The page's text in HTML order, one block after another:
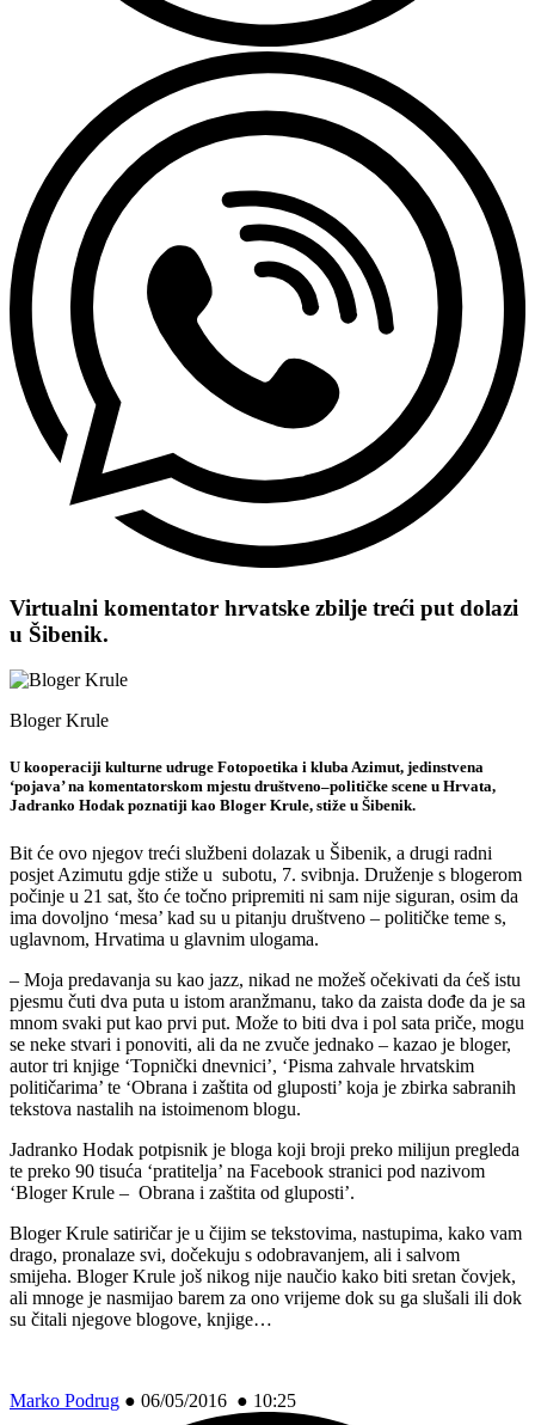
Virtualni komentator hrvatske zbilje treći put dolazi
u Šibenik.
Bloger Krule
U kooperaciji kulturne udruge Fotopoetika i kluba Azimut, jedinstvena
‘pojava’ na komentatorskom mjestu društveno–političke scene u Hrvata,
Jadranko Hodak poznatiji kao Bloger Krule, stiže u Šibenik.
Bit će ovo njegov treći službeni dolazak u Šibenik, a drugi radni
posjet Azimutu gdje stiže u subotu, 7. svibnja. Druženje s blogerom
počinje u 21 sat, što će točno pripremiti ni sam nije siguran, osim da
ima dovoljno ‘mesa’ kad su u pitanju društveno – političke teme s,
uglavnom, Hrvatima u glavnim ulogama.
– Moja predavanja su kao jazz, nikad ne možeš očekivati da ćeš istu
pjesmu čuti dva puta u istom aranžmanu, tako da zaista dođe da je sa
mnom svaki put kao prvi put. Može to biti dva i pol sata priče, mogu
se neke stvari i ponoviti, ali da ne zvuče jednako – kazao je bloger,
autor tri knjige ‘Topnički dnevnici’, ‘Pisma zahvale hrvatskim
političarima’ te ‘Obrana i zaštita od gluposti’ koja je zbirka sabranih
tekstova nastalih na istoimenom blogu.
Jadranko Hodak potpisnik je bloga koji broji preko milijun pregleda
te preko 90 tisuća ‘pratitelja’ na Facebook stranici pod nazivom
‘Bloger Krule – Obrana i zaštita od gluposti’.
Bloger Krule satiričar je u čijim se tekstovima, nastupima, kako vam
drago, pronalaze svi, dočekuju s odobravanjem, ali i salvom
smijeha. Bloger Krule još nikog nije naučio kako biti sretan čovjek,
ali mnoge je nasmijao barem za ono vrijeme dok su ga slušali ili dok
su čitali njegove blogove, knjige…
Marko Podrug ● 06/05/2016 ● 10:25